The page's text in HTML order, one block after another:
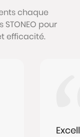
chaque
pour
efficacité.